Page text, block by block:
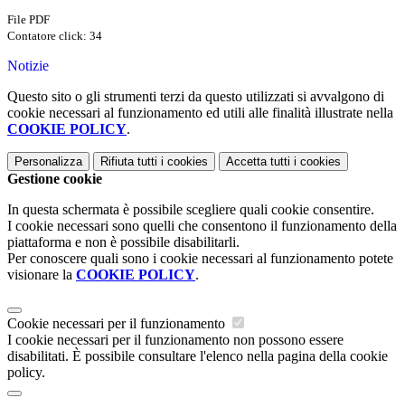
File PDF
Contatore click: 34
Notizie
Questo sito o gli strumenti terzi da questo utilizzati si avvalgono di
cookie necessari al funzionamento ed utili alle finalità illustrate nella
COOKIE POLICY.
Personalizza Rifiuta tutti i cookies Accetta tutti i cookies
Gestione cookie
In questa schermata è possibile scegliere quali cookie consentire.
I cookie necessari sono quelli che consentono il funzionamento della
piattaforma e non è possibile disabilitarli.
Per conoscere quali sono i cookie necessari al funzionamento potete
visionare la COOKIE POLICY.
Cookie necessari per il funzionamento
I cookie necessari per il funzionamento non possono essere
disabilitati. È possibile consultare l'elenco nella pagina della cookie
policy.